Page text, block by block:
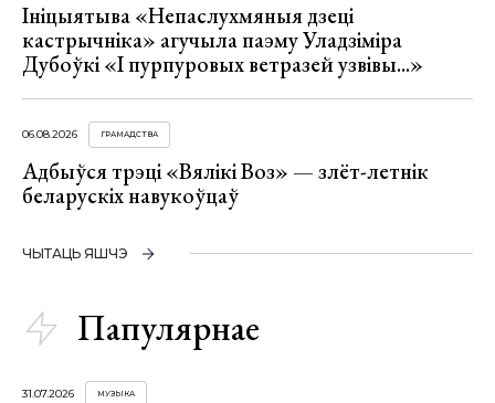
Ініцыятыва «Непаслухмяныя дзеці
кастрычніка» агучыла паэму Уладзіміра
Дубоўкі «І пурпуровых ветразей узвівы...»
06.08.2026 ГРАМАДСТВА
Адбыўся трэці «Вялікі Воз» — злёт-летнік
беларускіх навукоўцаў
ЧЫТАЦЬ ЯШЧЭ
Папулярнае
31.07.2026 МУЗЫКА